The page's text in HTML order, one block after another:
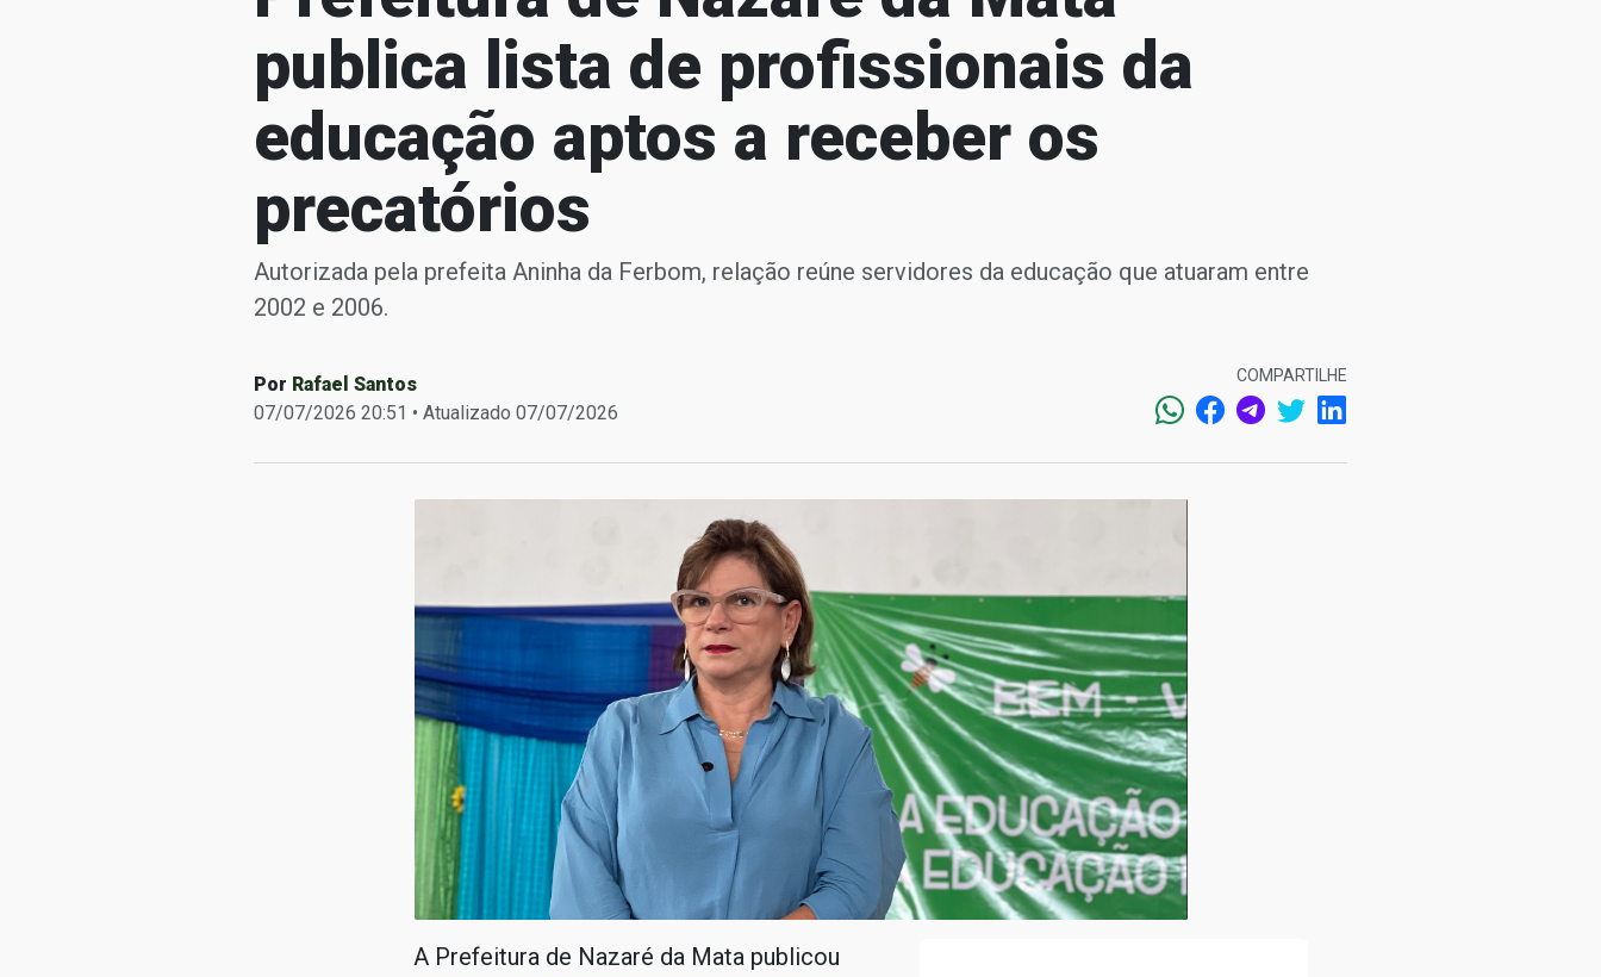
publica lista de profissionais da
educação aptos a receber os
precatórios
Autorizada pela prefeita Aninha da Ferbom, relação reúne servidores da educação que atuaram entre
2002 e 2006.
Por Rafael Santos
07/07/2026 20:51 • Atualizado 07/07/2026
COMPARTILHE
A Prefeitura de Nazaré da Mata publicou